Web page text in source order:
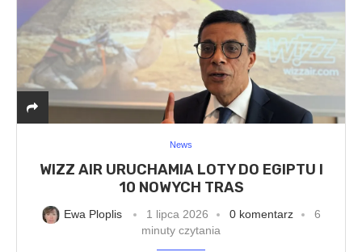
News
WIZZ AIR URUCHAMIA LOTY DO EGIPTU I
10 NOWYCH TRAS
Ewa Ploplis 1 lipca 2026 0 komentarz
6
minuty czytania